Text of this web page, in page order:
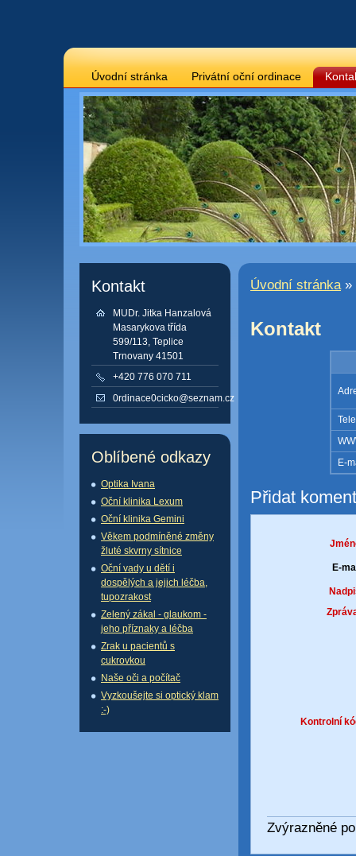
Úvodní stránka Privátní oční ordinace
Úvodní stránka»
Kontakt
E-
Přidat
E-
Kontrolní
Zvýrazněné
Kontakt
MUDr. Jitka Hanzalová
Masarykova třída
599/113, Teplice
Trnovany 41501
+420 776 070 711
0rdinace0cicko@seznam.cz
Oblíbené odkazy
Optika Ivana
Oční klinika Lexum
Oční klinika Gemini
Věkem podmíněné změny
žluté skvrny sítnice
Oční vady u dětí i
dospělých a jejich léčba,
tupozrakost
Zelený zákal - glaukom -
jeho příznaky a léčba
Zrak u pacientů s
cukrovkou
Naše oči a počítač
Vyzkoušejte si optický klam
:-)